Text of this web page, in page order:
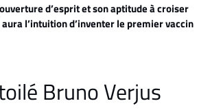
d’esprit et son aptitude à croiser
l’intuition d’inventer le premier vaccin
Bruno Verjus